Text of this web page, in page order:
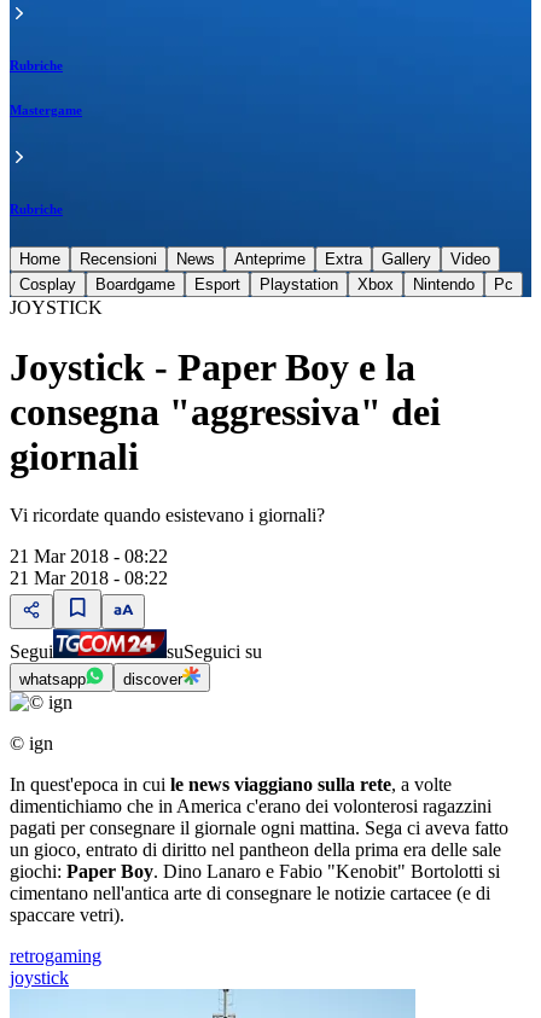
Rubriche
Mastergame
Rubriche
Home Recensioni News Anteprime Extra Gallery
Video
Cosplay
Boardgame Esport Playstation Xbox Nintendo Pc
JOYSTICK
Joystick - Paper Boy e la
consegna "aggressiva" dei
giornali
Vi ricordate quando esistevano i giornali?
21 Mar 2018 - 08:22
21 Mar 2018 - 08:22
Segui suSeguici su
whatsapp discover
© ign
In quest'epoca in cui le news viaggiano sulla rete, a volte
dimentichiamo che in America c'erano dei volonterosi ragazzini
pagati per consegnare il giornale ogni mattina. Sega ci aveva fatto
un gioco, entrato di diritto nel pantheon della prima era delle sale
giochi: Paper Boy. Dino Lanaro e Fabio "Kenobit" Bortolotti si
cimentano nell'antica arte di consegnare le notizie cartacee (e di
spaccare vetri).
retrogaming
joystick